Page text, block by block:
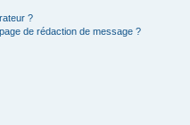
?
de rédaction de message ?